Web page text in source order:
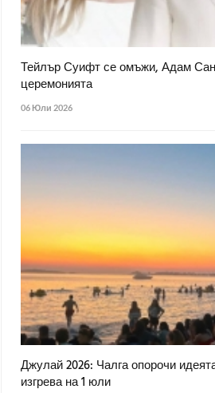
Тейлър Суифт се омъжи, Адам
церемонията
06 Юли 2026
Джулай 2026: Чалга опорочи
изгрева на 1 юли